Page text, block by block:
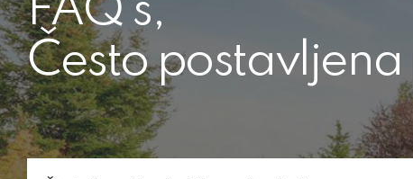
FAQ’s,
Često postavljena